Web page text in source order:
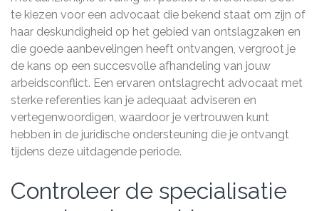
te kiezen voor een advocaat die bekend staat om zijn of
haar deskundigheid op het gebied van ontslagzaken en
die goede aanbevelingen heeft ontvangen, vergroot je
de kans op een succesvolle afhandeling van jouw
arbeidsconflict. Een ervaren ontslagrecht advocaat met
sterke referenties kan je adequaat adviseren en
vertegenwoordigen, waardoor je vertrouwen kunt
hebben in de juridische ondersteuning die je ontvangt
tijdens deze uitdagende periode.
Controleer de specialisatie